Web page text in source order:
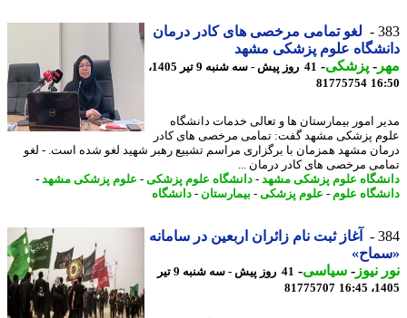
لغو تمامی مرخصی های کادر درمان
علوم پزشکی مشهد
-پزشکی-
41 روز پیش - سه شنبه 9 تیر 1405،
81775754
امور بیمارستان ها و تعالی خدمات دانشگاه
پزشکی مشهد گفت: تمامی مرخصی های کادر
مشهد همزمان با برگزاری مراسم تشییع رهبر شهید لغو شده است. - لغو
مرخصی های کادر درمان ...
علوم پزشکی مشهد-دانشگاه علوم پزشکی-علوم پزشکی مشهد-
علوم-علوم پزشکی-بیمارستان-دانشگاه
آغاز ثبت نام زائران اربعین در سامانه
نیوز-سیاسی-
41 روز پیش - سه شنبه 9 تیر
81775707